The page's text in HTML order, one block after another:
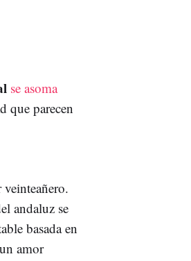
se asoma
que parecen
andaluz se
basada en
amor